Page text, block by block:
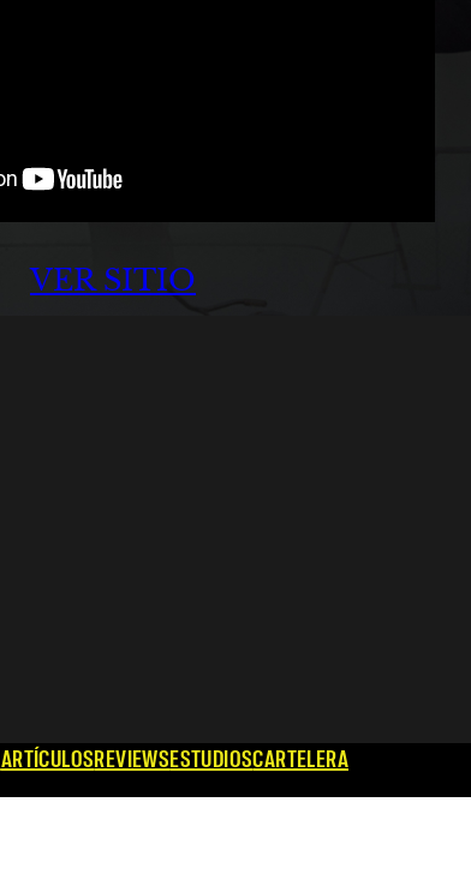
VER SITIO
ARTÍCULOSREVIEWSESTUDIOSCARTELERA